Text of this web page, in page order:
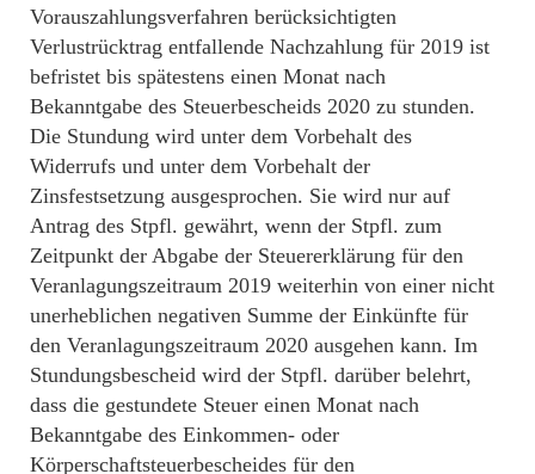
Vorauszahlungsverfahren berücksichtigten
Verlustrücktrag entfallende Nachzahlung für 2019 ist
befristet bis spätestens einen Monat nach
Bekanntgabe des Steuerbescheids 2020 zu stunden.
Die Stundung wird unter dem Vorbehalt des
Widerrufs und unter dem Vorbehalt der
Zinsfestsetzung ausgesprochen. Sie wird nur auf
Antrag des Stpfl. gewährt, wenn der Stpfl. zum
Zeitpunkt der Abgabe der Steuererklärung für den
Veranlagungszeitraum 2019 weiterhin von einer nicht
unerheblichen negativen Summe der Einkünfte für
den Veranlagungszeitraum 2020 ausgehen kann. Im
Stundungsbescheid wird der Stpfl. darüber belehrt,
dass die gestundete Steuer einen Monat nach
Bekanntgabe des Einkommen- oder
Körperschaftsteuerbescheides für den